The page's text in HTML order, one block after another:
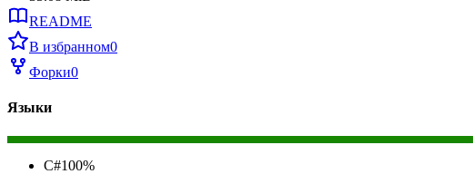
README
В избранном0
Форки0
Языки
C#100%